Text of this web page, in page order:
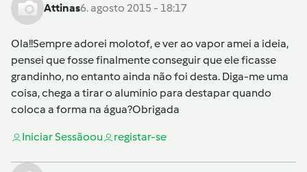
Attinas6. agosto 2015 - 18:17
Ola!!Sempre adorei molotof, e ver ao vapor amei a ideia,
pensei que fosse finalmente conseguir que ele ficasse
grandinho, no entanto ainda não foi desta. Diga-me uma
coisa, chega a tirar o aluminio para destapar quando
coloca a forma na água?Obrigada
Iniciar Sessãoou registar-se